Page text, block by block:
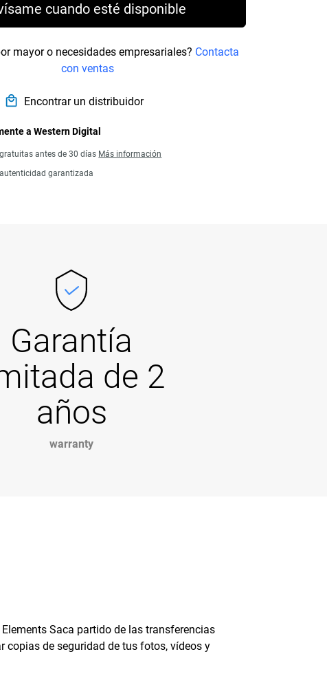
cuando esté disponible
mayor o necesidades empresariales? Contacta
con ventas
Encontrar un distribuidor
a Western Digital
antes de 30 días Más información
garantizada
Garantía
de 2
años
warranty
Saca partido de las transferencias
copias de seguridad de tus fotos, vídeos y